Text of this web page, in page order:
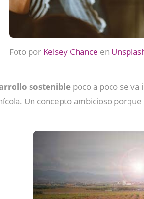
Foto por Kelsey Chance en
sostenible poco a poco se va
Un concepto ambicioso